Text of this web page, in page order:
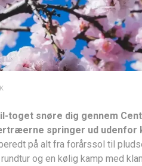
toget snøre dig gennem
springer ud udenfor
på alt fra forårssol til
og en kølig kamp med